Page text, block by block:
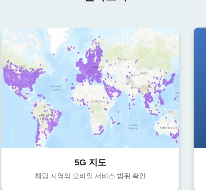
5G 지도
해당 지역의 모바일 서비스 범위 확인